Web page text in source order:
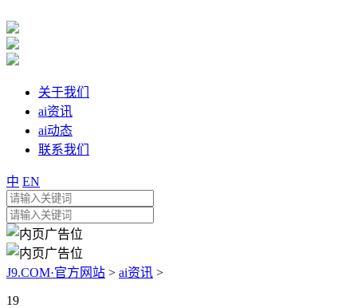
关于我们
ai资讯
ai动态
联系我们
中 EN
J9.COM·官方网站 > ai资讯 >
19